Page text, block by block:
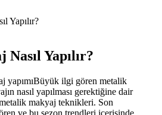
Yapılır?
Yapılır?
yapımıBüyük ilgi gören metalik
nasıl yapılması gerektiğine dair
makyaj teknikleri. Son
ve bu sezon trendleri içerisinde